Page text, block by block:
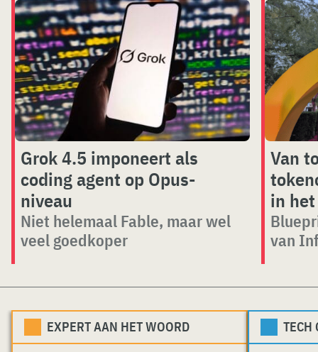
Grok 4.5 imponeert als
coding agent op Opus-
niveau
Niet helemaal Fable, maar wel
veel goedkoper
Van
in
van
EXPERT AAN HET WOORD TECH